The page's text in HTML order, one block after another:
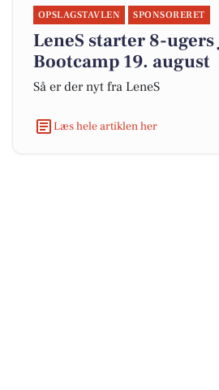
OPSLAGSTAVLEN SPONSORERET
LeneS starter 8-
Bootcamp 19. august
Så er der nyt fra LeneS
Læs hele artiklen her